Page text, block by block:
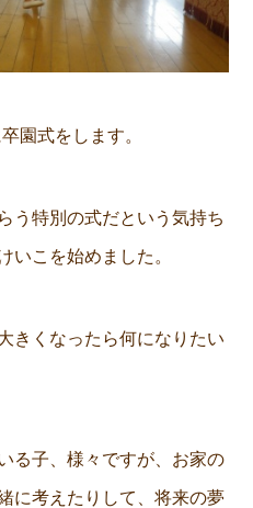
園式をします。
う特別の式だという気持ち
いこを始めました。
きくなったら何になりたい
る子、様々ですが、お家の
に考えたりして、将来の夢